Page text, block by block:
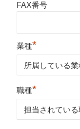
FAX番号
業種*
職種*